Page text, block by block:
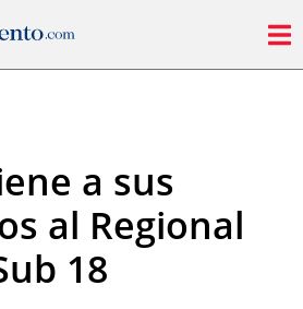
a sus
al Regional
18